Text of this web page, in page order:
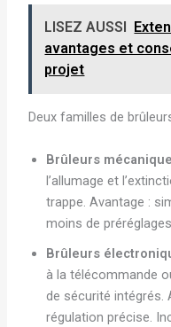
LISEZ AUSSI
avantages et
projet
Deux familles de
Brûleurs
l’allumage et
trappe. Avantage :
moins de
Brûleurs
à la télécommande
de sécurité intégrés.
régulation précise.